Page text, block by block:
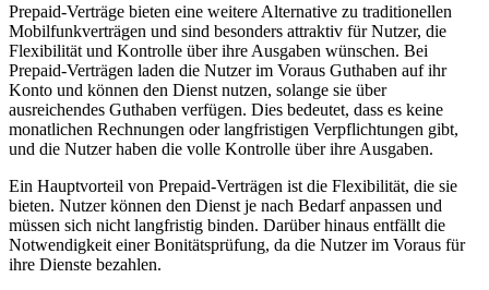
Prepaid-Verträge bieten eine weitere Alternative zu traditionellen
Mobilfunkverträgen und sind besonders attraktiv für Nutzer, die
Flexibilität und Kontrolle über ihre Ausgaben wünschen. Bei
Prepaid-Verträgen laden die Nutzer im Voraus Guthaben auf ihr
Konto und können den Dienst nutzen, solange sie über
ausreichendes Guthaben verfügen. Dies bedeutet, dass es keine
monatlichen Rechnungen oder langfristigen Verpflichtungen gibt,
und die Nutzer haben die volle Kontrolle über ihre Ausgaben.
Ein Hauptvorteil von Prepaid-Verträgen ist die Flexibilität, die sie
bieten. Nutzer können den Dienst je nach Bedarf anpassen und
müssen sich nicht langfristig binden. Darüber hinaus entfällt die
Notwendigkeit einer Bonitätsprüfung, da die Nutzer im Voraus für
ihre Dienste bezahlen.